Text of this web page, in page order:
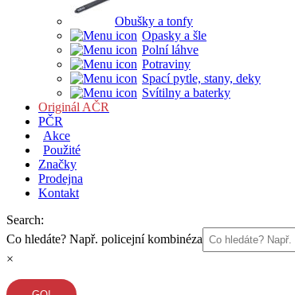
Obušky a tonfy
Opasky a šle
Polní láhve
Potraviny
Spací pytle, stany, deky
Svítilny a baterky
Originál AČR
PČR
Akce
Použité
Značky
Prodejna
Kontakt
Search:
Co hledáte? Např. policejní kombinéza
×